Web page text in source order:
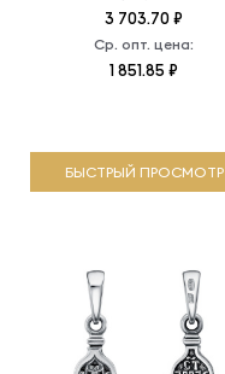
3 703.70 ₽
Ср. опт. цена:
1 851.85 ₽
БЫСТРЫЙ ПРОСМОТР